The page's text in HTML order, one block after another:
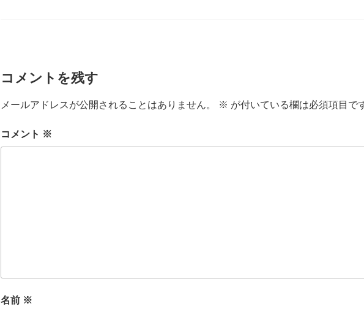
コメントを残す
メールアドレスが公開されることはありません。 ※ が付いている欄は必須項目で
コメント ※
名前 ※